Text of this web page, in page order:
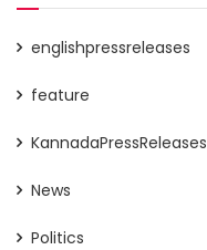
englishpressreleases
feature
KannadaPressReleases
News
Politics